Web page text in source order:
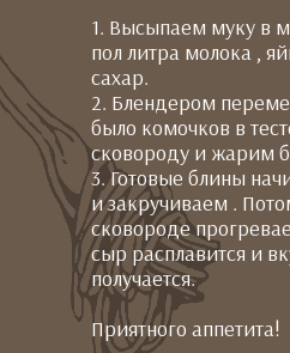
1. Высыпаем муку в
пол литра молока ,
сахар.
2. Блендером
было комочков в
сковороду и жарим
3. Готовые блины
и закручиваем .
сковороде
сыр расплавится и
получается.
Приятного аппетита!